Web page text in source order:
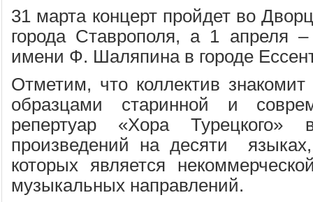
31 марта концерт пройдет во
города Ставрополя, а 1 апреля
имени Ф. Шаляпина в городе
Отметим, что коллектив
образцами старинной и
репертуар «Хора
произведений на десяти
которых является
музыкальных направлений.